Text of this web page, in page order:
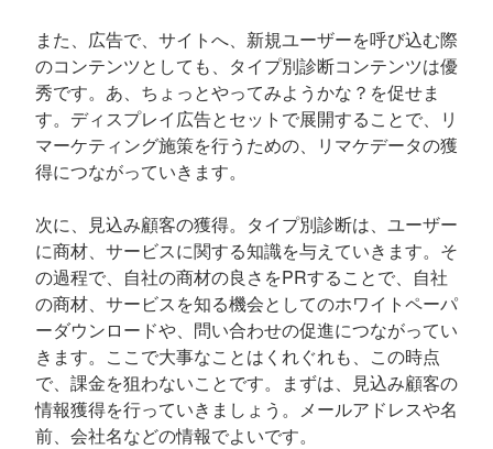
また、広告で、サイトへ、新規ユーザーを呼び込む際
のコンテンツとしても、タイプ別診断コンテンツは優
秀です。あ、ちょっとやってみようかな？を促せま
す。ディスプレイ広告とセットで展開することで、リ
マーケティング施策を行うための、リマケデータの獲
得につながっていきます。
次に、見込み顧客の獲得。タイプ別診断は、ユーザー
に商材、サービスに関する知識を与えていきます。そ
の過程で、自社の商材の良さをPRすることで、自社
の商材、サービスを知る機会としてのホワイトペーパ
ーダウンロードや、問い合わせの促進につながってい
きます。ここで大事なことはくれぐれも、この時点
で、課金を狙わないことです。まずは、見込み顧客の
情報獲得を行っていきましょう。メールアドレスや名
前、会社名などの情報でよいです。